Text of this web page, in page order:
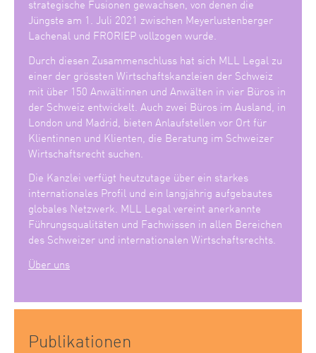
strategische Fusionen gewachsen, von denen die
Jüngste am 1. Juli 2021 zwischen Meyerlustenberger
Lachenal und FRORIEP vollzogen wurde.
Durch diesen Zusammenschluss hat sich MLL Legal zu
einer der grössten Wirtschaftskanzleien der Schweiz
mit über 150 Anwältinnen und Anwälten in vier Büros in
der Schweiz entwickelt. Auch zwei Büros im Ausland, in
London und Madrid, bieten Anlaufstellen vor Ort für
Klientinnen und Klienten, die Beratung im Schweizer
Wirtschaftsrecht suchen.
Die Kanzlei verfügt heutzutage über ein starkes
internationales Profil und ein langjährig aufgebautes
globales Netzwerk. MLL Legal vereint anerkannte
Führungsqualitäten und Fachwissen in allen Bereichen
des Schweizer und internationalen Wirtschaftsrechts.
Über uns
Publikationen